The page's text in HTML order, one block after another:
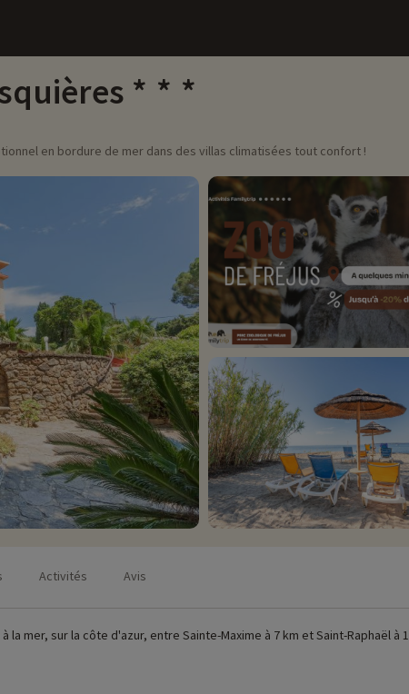
en bordure de mer dans des villas climatisées tout confort !
Activités Avis
la mer, sur la côte d'azur, entre Sainte-Maxime à 7 km et Saint-Raphaël